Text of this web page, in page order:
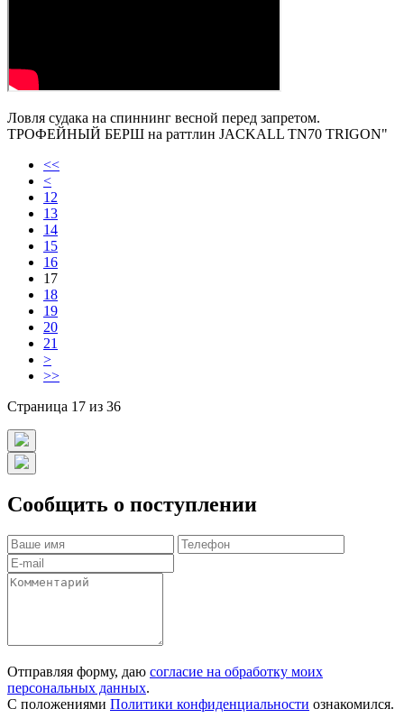
Ловля судака на спиннинг весной перед запретом.
ТРОФЕЙНЫЙ БЕРШ на раттлин JACKALL TN70 TRIGON"
<<
<
12
13
14
15
16
17
18
19
20
21
>
>>
Страница 17 из 36
Сообщить о поступлении
Отправляя форму, даю согласие на обработку моих
персональных данных.
С положениями Политики конфиденциальности ознакомился.